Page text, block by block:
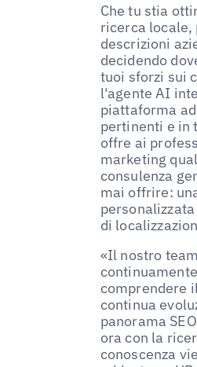
Che tu stia
ricerca locale,
descrizioni
decidendo
tuoi sforzi sui
l'agente AI
piattaforma
pertinenti e in
offre ai
marketing
consulenza
mai offrire:
di
«Il nostro
comprendere
continua
panorama
ora con la
conoscenza